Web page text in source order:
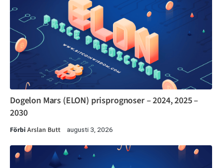
Dogelon Mars (ELON) prisprognoser – 2024, 2025 –
2030
Förbi Arslan Butt augusti 3, 2026